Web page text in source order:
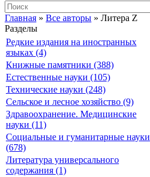
Главная » Все авторы » Литера Z
Разделы
Редкие издания на иностранных
языках (4)
Книжные памятники (388)
Естественные науки (105)
Технические науки (248)
Сельское и лесное хозяйство (9)
Здравоохранение. Медицинские
науки (11)
Социальные и гуманитарные науки
(678)
Литература универсального
содержания (1)